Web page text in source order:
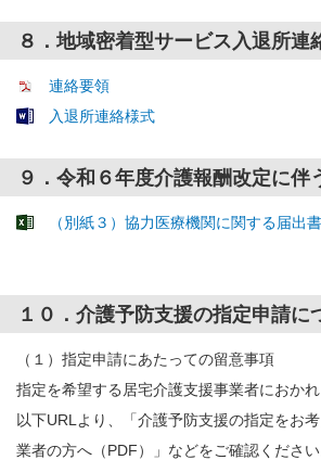
８．地域密着型サービス入退所連
連絡要領
入退所連絡様式
９．令和６年度介護報酬改定に伴
（別紙３）協力医療機関に関する届出書
１０．介護予防支援の指定申請に
（１）指定申請にあたっての留意事項
指定を希望する居宅介護支援事業者におか
以下URLより、「介護予防支援の指定をお
業者の方へ（PDF）」などをご確認ください